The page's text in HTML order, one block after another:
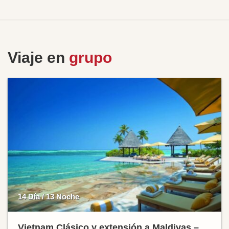
Viaje en grupo
14 Día / 13 Noche